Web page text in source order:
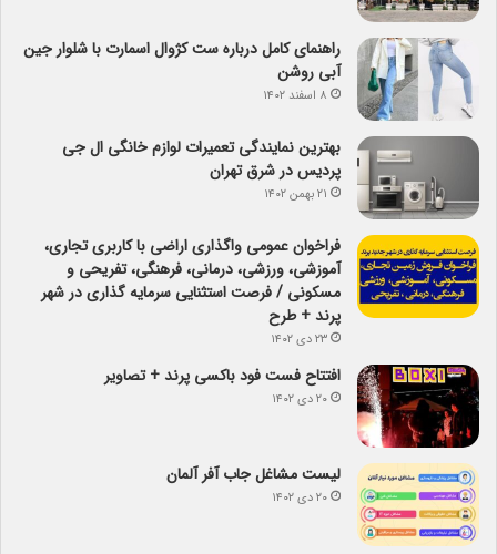
راهنمای کامل درباره ست کژوال اسمارت با شلوار جین
آبی روشن
۸ اسفند ۱۴۰۲
بهترین نمایندگی تعمیرات لوازم خانگی ال جی
پردیس در شرق تهران
۲۱ بهمن ۱۴۰۲
فراخوان عمومی واگذاری اراضی با کاربری تجاری،
آموزشی، ورزشی، درمانی، فرهنگی، تفریحی و
مسکونی / فرصت استثنایی سرمایه گذاری در شهر
پرند + طرح
۲۳ دی ۱۴۰۲
افتتاح فست فود باکسی پرند + تصاویر
۲۰ دی ۱۴۰۲
لیست مشاغل جاب آفر آلمان
۲۰ دی ۱۴۰۲